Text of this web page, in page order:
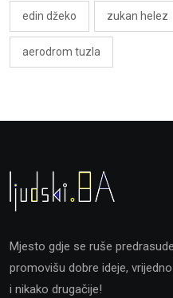
edin džeko zukan helez
aerodrom tuzla
Mjesto gdje se ruše
promovišu dobre ideje,
i nikako drugačije!